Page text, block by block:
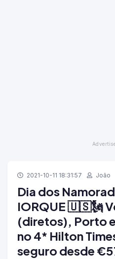
2021-10-11 18:31:57 João
Dia dos
IORQUE 🇺🇸🗽
(diretos), Porto
no 4* Hilton
seguro desde